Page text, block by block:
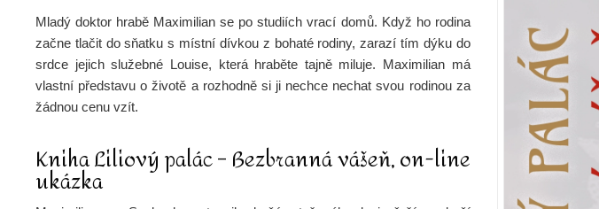
Mladý doktor hrabě Maximilian se po studiích vrací domů. Když ho rodina
začne tlačit do sňatku s místní dívkou z bohaté rodiny, zarazí tím dýku do
srdce jejich služebné Louise, která hraběte tajně miluje. Maximilian má
vlastní představu o životě a rozhodně si ji nechce nechat svou rodinou za
žádnou cenu vzít.
Kniha Liliový palác – Bezbranná vášeň, on-line
ukázka